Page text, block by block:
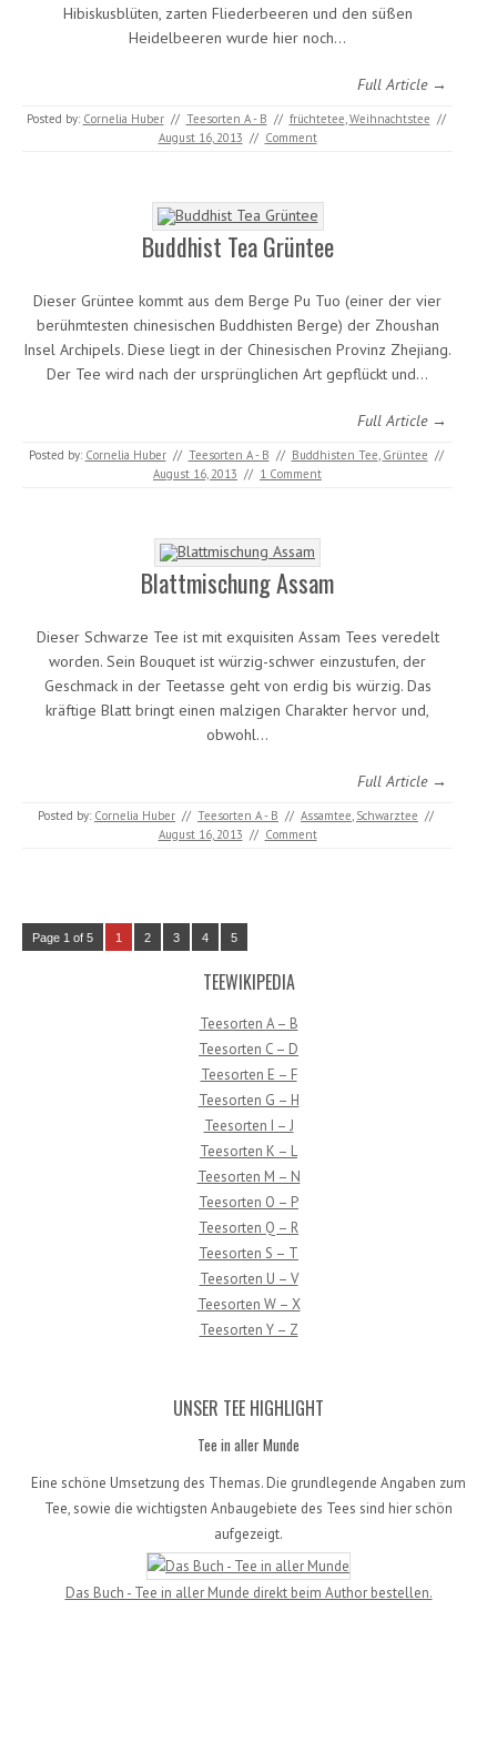
Hibiskusblüten, zarten Fliederbeeren und den süßen
Heidelbeeren wurde hier noch…
Full Article →
Posted by: Cornelia Huber // Teesorten A - B // früchtetee,Weihnachtstee //
August 16, 2013 // Comment
Buddhist Tea Grüntee
Dieser Grüntee kommt aus dem Berge Pu Tuo (einer der vier
berühmtesten chinesischen Buddhisten Berge) der Zhoushan
Insel Archipels. Diese liegt in der Chinesischen Provinz Zhejiang.
Der Tee wird nach der ursprünglichen Art gepflückt und…
Full Article →
Posted by: Cornelia Huber // Teesorten A - B // Buddhisten Tee, Grüntee //
August 16, 2013 // 1 Comment
Blattmischung Assam
Dieser Schwarze Tee ist mit exquisiten Assam Tees veredelt
worden. Sein Bouquet ist würzig-schwer einzustufen, der
Geschmack in der Teetasse geht von erdig bis würzig. Das
kräftige Blatt bringt einen malzigen Charakter hervor und,
obwohl…
Full Article →
Posted by: Cornelia Huber // Teesorten A - B // Assamtee, Schwarztee //
August 16, 2013 // Comment
Page 1 of 5 1 2 3 4 5
TEEWIKIPEDIA
Teesorten A – B
Teesorten C – D
Teesorten E – F
Teesorten G – H
Teesorten I – J
Teesorten K – L
Teesorten M – N
Teesorten O – P
Teesorten Q – R
Teesorten S – T
Teesorten U – V
Teesorten W – X
Teesorten Y – Z
UNSER TEE HIGHLIGHT
Tee in aller Munde
Eine schöne Umsetzung des Themas. Die grundlegende Angaben zum
Tee, sowie die wichtigsten Anbaugebiete des Tees sind hier schön
aufgezeigt.
Das Buch - Tee in aller Munde direkt beim Author bestellen.